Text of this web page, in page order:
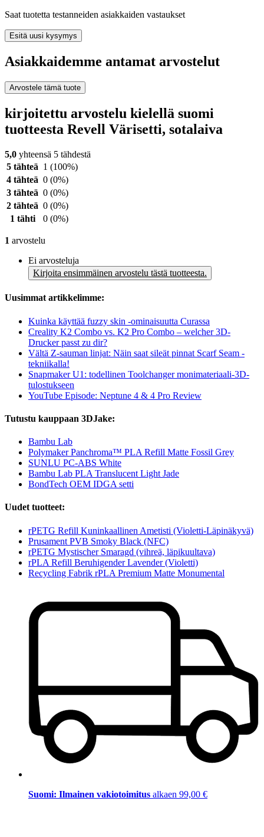
Saat tuotetta testanneiden asiakkaiden vastaukset
Esitä uusi kysymys
Asiakkaidemme antamat arvostelut
Arvostele tämä tuote
kirjoitettu arvostelu kielellä suomi
tuotteesta Revell Värisetti, sotalaiva
5,0 yhteensä 5 tähdestä
5 tähteä 1 (100%)
4 tähteä 0 (0%)
3 tähteä 0 (0%)
2 tähteä 0 (0%)
1 tähti
0 (0%)
1 arvostelu
Ei arvosteluja
Kirjoita ensimmäinen arvostelu tästä tuotteesta.
Uusimmat artikkelimme:
Kuinka käyttää fuzzy skin -ominaisuutta Curassa
Creality K2 Combo vs. K2 Pro Combo – welcher 3D-
Drucker passt zu dir?
Vältä Z-sauman linjat: Näin saat sileät pinnat Scarf Seam -
tekniikalla!
Snapmaker U1: todellinen Toolchanger monimateriaali-3D-
tulostukseen
YouTube Episode: Neptune 4 & 4 Pro Review
Tutustu kauppaan 3DJake:
Bambu Lab
Polymaker Panchroma™ PLA Refill Matte Fossil Grey
SUNLU PC-ABS White
Bambu Lab PLA Translucent Light Jade
BondTech OEM IDGA setti
Uudet tuotteet:
rPETG Refill Kuninkaallinen Ametisti (Violetti-Läpinäkyvä)
Prusament PVB Smoky Black (NFC)
rPETG Mystischer Smaragd (vihreä, läpikuultava)
rPLA Refill Beruhigender Lavender (Violetti)
Recycling Fabrik rPLA Premium Matte Monumental
Suomi: Ilmainen vakiotoimitus alkaen 99,00 €